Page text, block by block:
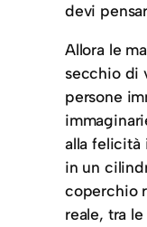
devi
Allora le
secchio di
persone
alla felicità
in un
coperchio
reale, tra